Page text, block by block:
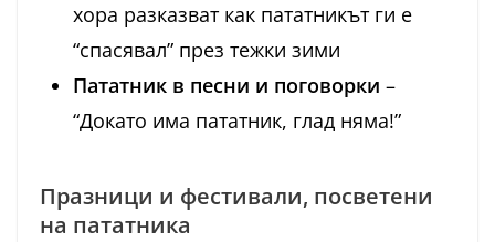
хора разказват как пататникът ги е
“спасявал” през тежки зими
Пататник в песни и поговорки –
“Докато има пататник, глад няма!”
Празници и фестивали, посветени
на пататника